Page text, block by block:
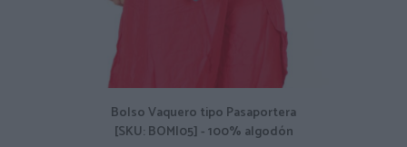
Bolso Vaquero tipo Pasaportera
[SKU: BOMI05] - 100% algodón